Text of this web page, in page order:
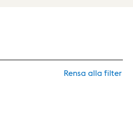
Rensa alla filter